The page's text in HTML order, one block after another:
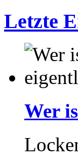
Letzte
Wer